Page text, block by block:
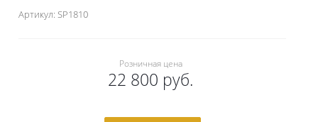
Артикул: SP1810
Розничная цена
22 800 руб.